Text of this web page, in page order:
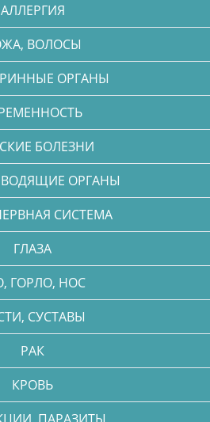
АЛЛЕРГИЯ
ВОЛОСЫ
ОРГАНЫ
БОЛЕЗНИ
ОРГАНЫ
СИСТЕМА
ГЛАЗА
ГОРЛО, НОС
СУСТАВЫ
РАК
КРОВЬ